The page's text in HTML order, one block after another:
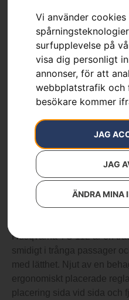
Vi använder cookies
surfupplevelse på
visa dig personligt
annonser, för att
webbplatstrafik
besökare kommer
JAG
JAG
ÄNDRA MINA
Husqvarna
970622201
Kategorier:
34 900
TC112
Husqvarna TC 112 är en
smidigt i trånga passager
med lätthet. Njut av en
ergonomiskt placerade
placering sida vid sida och